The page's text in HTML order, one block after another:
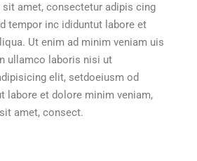
amet, consectetur adipis cing
tempor inc ididuntut labore et
Ut enim ad minim veniam uis
ullamco laboris nisi ut
elit, setdoeiusm od
labore et dolore minim veniam,
amet, consect.